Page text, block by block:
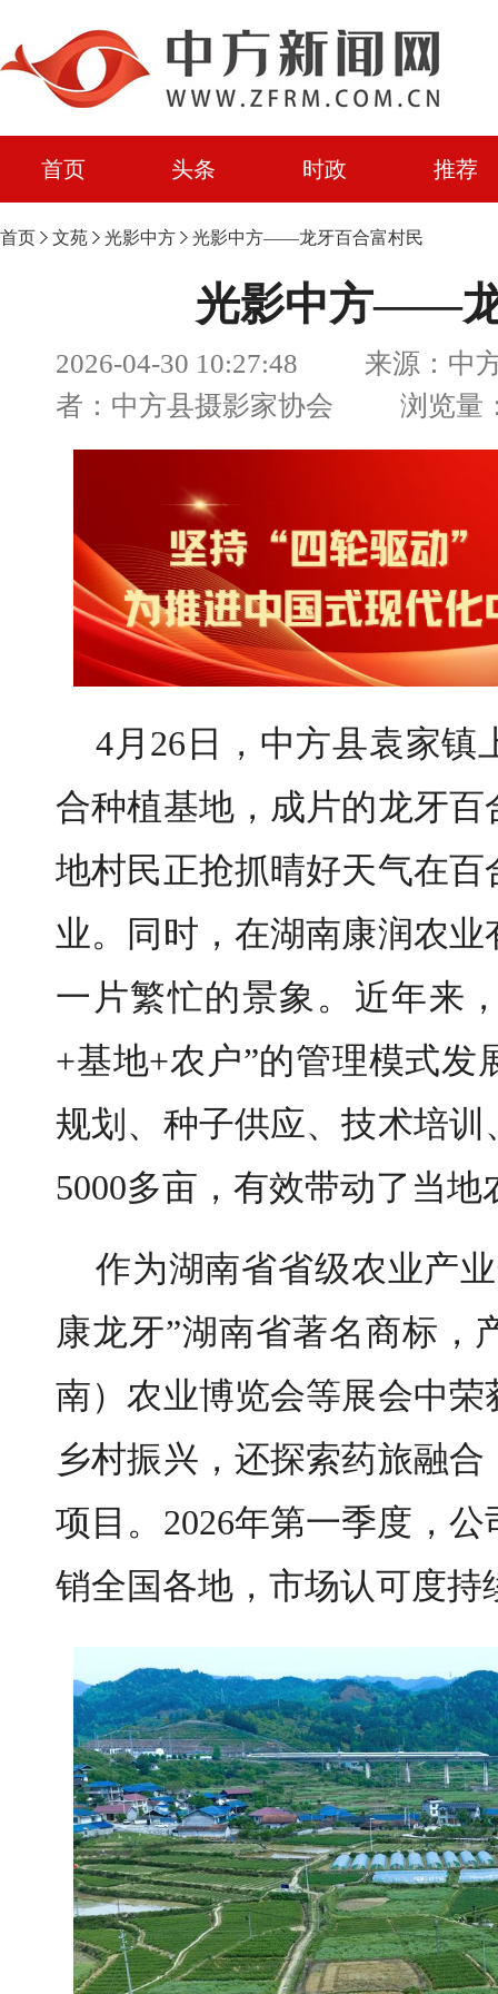
首页 头条 时政 推荐
首页 文苑 光影中方 光影中方——龙牙百合富村民
光影中方——
2026-04-30 10:27:48 来源：中方
者：中方县摄影家协会 浏览量
4月26日，中方县袁家镇
合种植基地，成片的龙牙
地村民正抢抓晴好天气在
业。同时，在湖南康润农
一片繁忙的景象。近年来
+基地+农户”的管理模式发
规划、种子供应、技术培
5000多亩，有效带动了当
作为湖南省省级农业产
康龙牙”湖南省著名商标，
南）农业博览会等展会中
乡村振兴，还探索药旅融
项目。2026年第一季度，
销全国各地，市场认可度持